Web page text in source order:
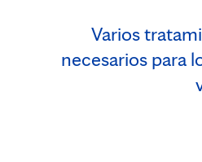
Varios
necesarios para